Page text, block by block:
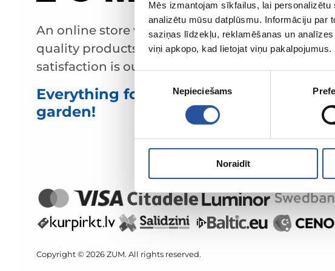
Mēs izmantojam sīkfailus, lai
analizētu mūsu datplūsmu. Informāciju
saziņas līdzekļu, reklamēšanas un
viņi apkopo, kad lietojat viņu pakalpojumus.
izvēle
Nepieciešams
Noraidīt
An online store with great prices and
quality products, where customer
satisfaction is our main value.
Everything for your home and
garden!
Copyright © 2026 ZUM. All rights reserved.